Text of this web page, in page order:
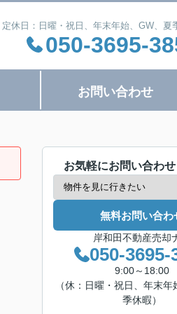
休日：日曜・祝日、年末年始、GW、夏
050-3695-
お問い合わせ
お気軽にお問い合わ
無料お問い合わ
岸和田不動産売却
050-3695-
9:00～18:00
（休：日曜・祝日、年末年
季休暇）